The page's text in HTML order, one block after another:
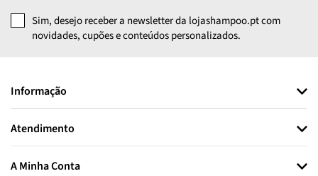
Sim, desejo receber a newsletter da lojashampoo.pt com
novidades, cupões e conteúdos personalizados.
Informação
Atendimento
A Minha Conta